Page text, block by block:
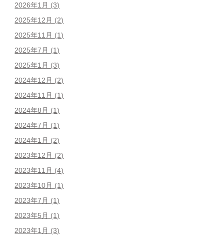
2026年1月 (3)
2025年12月 (2)
2025年11月 (1)
2025年7月 (1)
2025年1月 (3)
2024年12月 (2)
2024年11月 (1)
2024年8月 (1)
2024年7月 (1)
2024年1月 (2)
2023年12月 (2)
2023年11月 (4)
2023年10月 (1)
2023年7月 (1)
2023年5月 (1)
2023年1月 (3)